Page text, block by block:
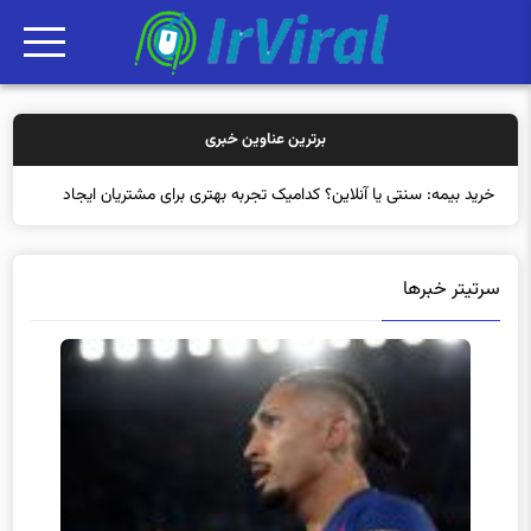
برترین عناوین خبری
خرید بیمه: سنتی یا آنلاین؟ کدامیک تجربه بهتری برای مشتریان ایجاد
سرتیتر خبرها